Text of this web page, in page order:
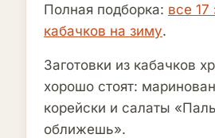
Полная подборка: все 17
кабачков на зиму.
Заготовки из кабачков
хорошо стоят:
корейски и салаты
оближешь».